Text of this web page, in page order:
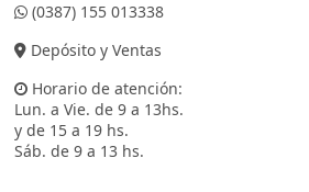
(0387) 155 013338
Depósito y Ventas
Horario de atención:
Lun. a Vie. de 9 a 13hs.
y de 15 a 19 hs.
Sáb. de 9 a 13 hs.